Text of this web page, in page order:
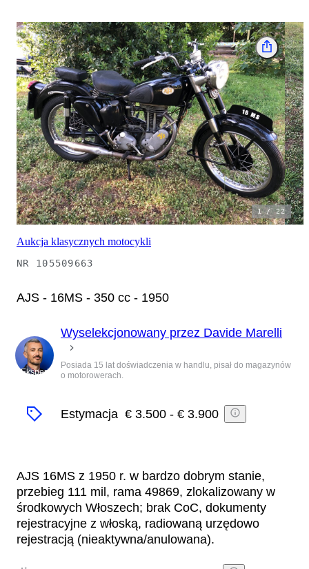
1/22
Aukcja klasycznych motocykli
NR 105509663
AJS - 16MS - 350 cc - 1950
Ekspert
Wyselekcjonowany przez Davide Marelli
Posiada 15 lat doświadczenia w handlu, pisał do magazynów
o motorowerach.
Estymacja € 3.500 - € 3.900
AJS 16MS z 1950 r. w bardzo dobrym stanie,
przebieg 111 mil, rama 49869, zlokalizowany w
środkowych Włoszech; brak CoC, dokumenty
rejestracyjne z włoską, radiowaną urzędowo
rejestracją (nieaktywna/anulowana).